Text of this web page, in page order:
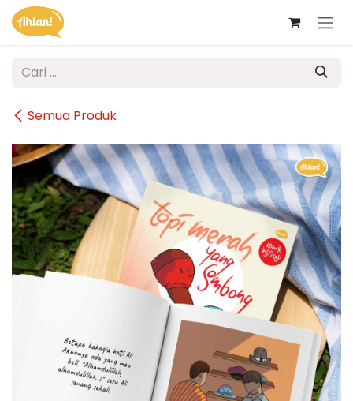
Skip ke Konten
Semua Produk